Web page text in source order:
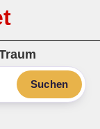
Suchen